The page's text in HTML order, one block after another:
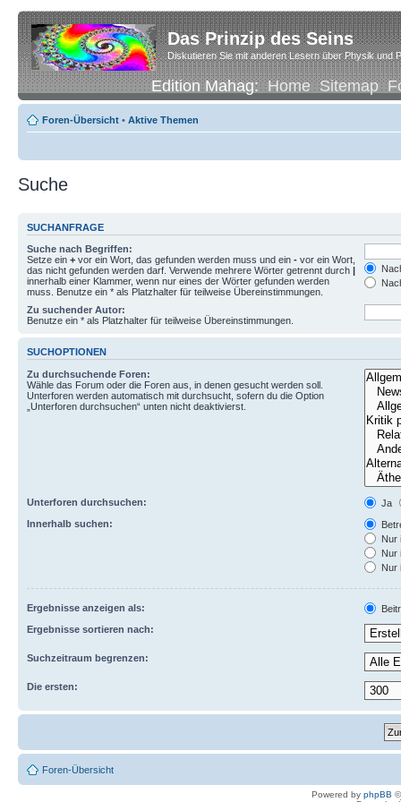
Das Prinzip des Seins
Diskutieren Sie mit anderen Lesern über Physik und
Edition Mahag:Home Sitemap
Foren-Übersicht • Aktive Themen
Suche
SUCHANFRAGE
Suche nach Begriffen:
Setze ein + vor ein Wort, das gefunden werden muss und ein - vor ein Wort,
das nicht gefunden werden darf. Verwende mehrere Wörter getrennt durch |
innerhalb einer Klammer, wenn nur eines der Wörter gefunden werden
muss. Benutze ein * als Platzhalter für teilweise Übereinstimmungen.
Zu suchender Autor:
Benutze ein * als Platzhalter für teilweise Übereinstimmungen.
SUCHOPTIONEN
Zu durchsuchende Foren:
Wähle das Forum oder die Foren aus, in denen gesucht werden soll.
Unterforen werden automatisch mit durchsucht, sofern du die Option
„Unterforen durchsuchen“ unten nicht deaktivierst.
Unterforen durchsuchen:
Ja
Innerhalb suchen:
Nur
Nur
Nur
Ergebnisse anzeigen als:
Ergebnisse sortieren nach:
Suchzeitraum begrenzen:
Die ersten:
Foren-Übersicht
Powered by phpBB